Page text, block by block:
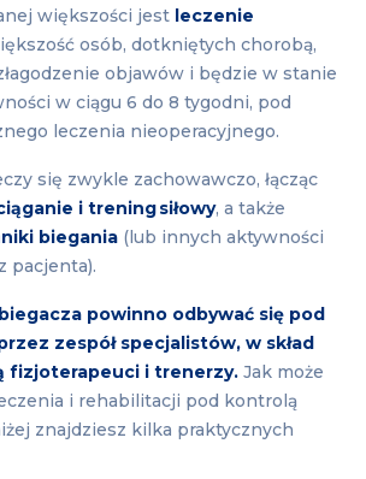
większości jest leczenie
osób, dotkniętych chorobą,
objawów i będzie w stanie
w ciągu 6 do 8 tygodni, pod
leczenia nieoperacyjnego.
się zwykle zachowawczo, łącząc
i trening siłowy, a także
biegania (lub innych aktywności
pacjenta).
powinno odbywać się pod
zespół specjalistów, w skład
fizjoterapeuci i trenerzy. Jak może
i rehabilitacji pod kontrolą
znajdziesz kilka praktycznych